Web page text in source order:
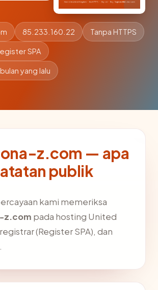
85.233.160.22 Tanpa HTTPS
SPA
yang lalu
z.com — apa
publik
kami memeriksa
z.com pada hosting United
(Register SPA), dan